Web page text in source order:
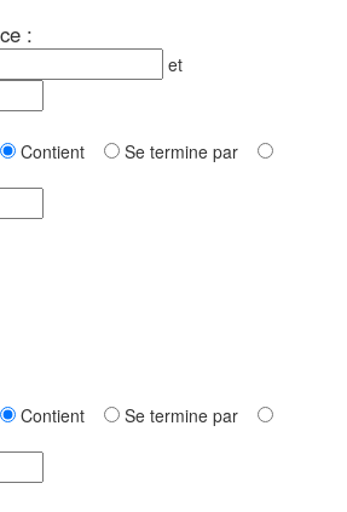
:
et
Contient
Se termine par
Contient
Se termine par